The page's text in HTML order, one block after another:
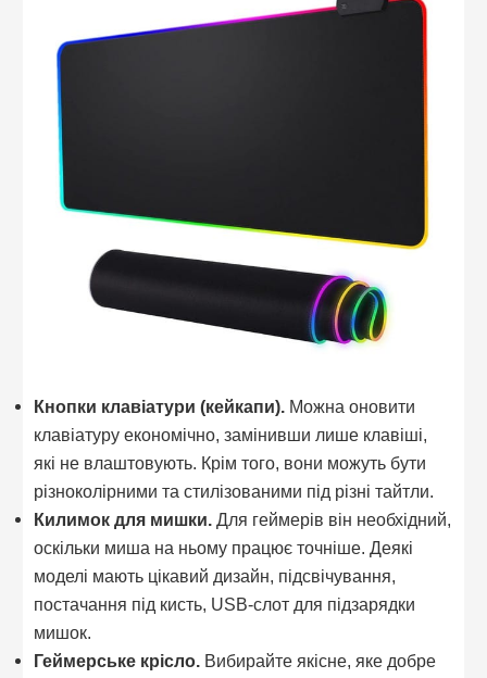
Кнопки клавіатури (кейкапи). Можна оновити
клавіатуру економічно, замінивши лише клавіші,
які не влаштовують. Крім того, вони можуть бути
різноколірними та стилізованими під різні тайтли.
Килимок для мишки. Для геймерів він необхідний,
оскільки миша на ньому працює точніше. Деякі
моделі мають цікавий дизайн, підсвічування,
постачання під кисть, USB-слот для підзарядки
мишок.
Геймерське крісло. Вибирайте якісне, яке добре